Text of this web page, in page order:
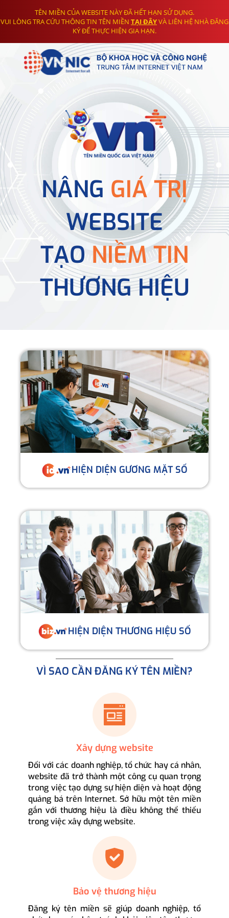
TÊN MIỀN CỦA WEBSITE NÀY ĐÃ HẾT HẠN SỬ DỤNG.
VUI LÒNG TRA CỨU THÔNG TIN TÊN MIỀN TẠI ĐÂYVÀ LIÊN HỆ NHÀ ĐĂNG
KÝ ĐỂ THỰC HIỆN GIA HẠN.
NÂNG GIÁ TRỊ
WEBSITE
TẠONIỀM TIN
THƯƠNG HIỆU
HIỆN DIỆN GƯƠNG MẶT SỐ
HIỆN DIỆN THƯƠNG HIỆU SỐ
VÌ SAO CẦN ĐĂNG KÝ TÊN MIỀN?
Xây dựng website
Đối với các doanh nghiệp, tổ chức hay cá nhân,
website đã trở thành một công cụ quan trọng
trong việc tạo dựng sự hiện diện và hoạt động
quảng bá trên Internet. Sở hữu một tên miền
gắn với thương hiệu là điều không thể thiếu
trong việc xây dựng website.
Bảo vệ thương hiệu
Đăng ký tên miền sẽ giúp doanh nghiệp, tổ